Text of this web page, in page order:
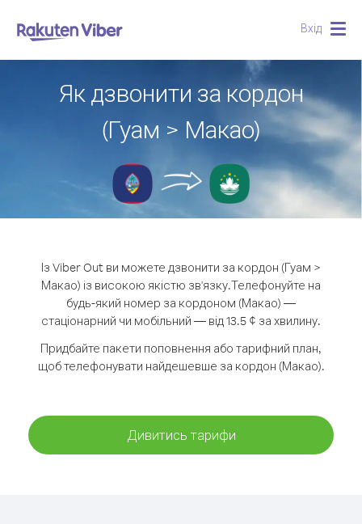
Вхід
Як дзвонити за кордон
(Гуам > Макао)
Із Viber Out ви можете дзвонити за кордон (Гуам >
Макао) із високою якістю зв'язку.Телефонуйте на
будь-який номер за кордоном (Макао) —
стаціонарний чи мобільний — від 13.5 ¢ за хвилину.
Придбайте пакети поповнення або тарифний план,
щоб телефонувати найдешевше за кордон (Макао).
Дивитись тарифи